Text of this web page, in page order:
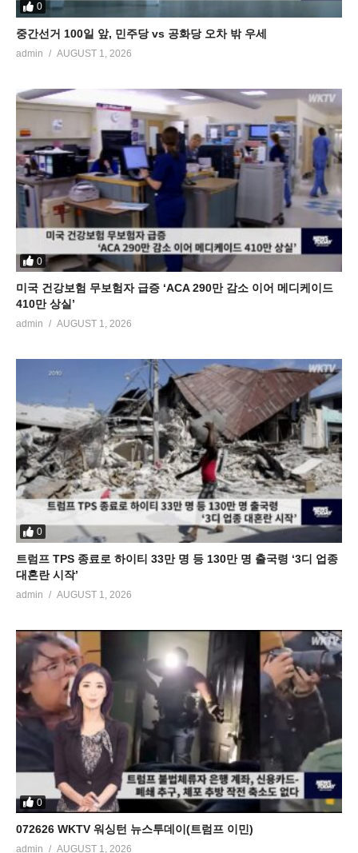
0
중간선거 100일 앞, 민주당 vs 공화당 오차 밖 우세
admin AUGUST 1, 2026
0
미국 건강보험 무보험자 급증 ‘ACA 290만 감소 이어 메디케이드
410만 상실’
admin AUGUST 1, 2026
0
트럼프 TPS 종료로 하이티 33만 명 등 130만 명 출국령 ‘3디 업종
대혼란 시작’
admin AUGUST 1, 2026
0
072626 WKTV 워싱턴 뉴스투데이(트럼프 이민)
admin AUGUST 1, 2026